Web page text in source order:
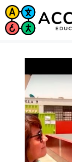
Saltar
al
contenido